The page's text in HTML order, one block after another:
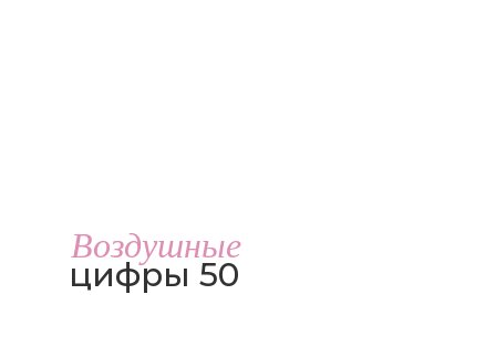
цифры 50
Воздушные